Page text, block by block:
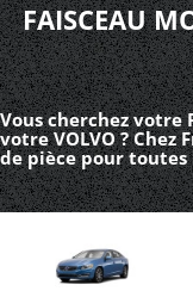
FAISCEAU
Vous cherchez votre
votre VOLVO ? Chez
de pièce pour toutes